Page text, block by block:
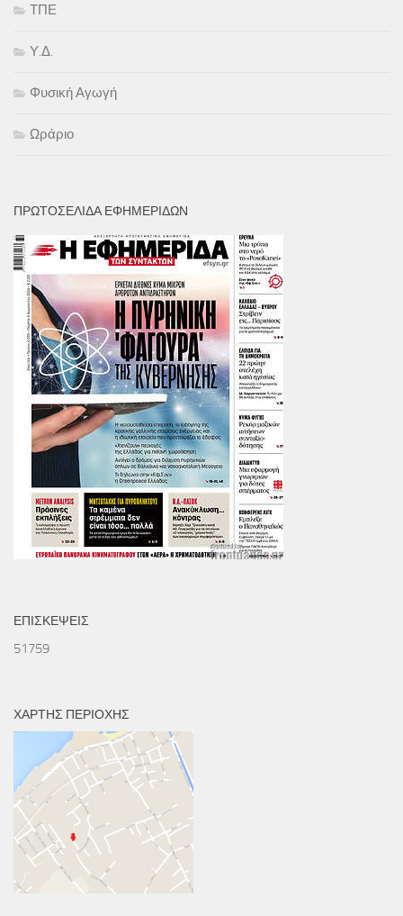
ΤΠΕ
Υ.Δ.
Φυσική Αγωγή
Ωράριο
ΠΡΩΤΟΣΕΛΙΔΑ ΕΦΗΜΕΡΙΔΩΝ
ΕΠΙΣΚΕΨΕΙΣ
51759
ΧΑΡΤΗΣ ΠΕΡΙΟΧΗΣ